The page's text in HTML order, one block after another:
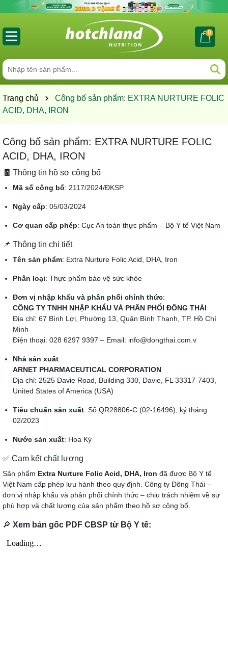
0
Trang chủ
Công bố sản phẩm: EXTRA NURTURE FOLIC
ACID, DHA, IRON
Công bố sản phẩm: EXTRA NURTURE FOLIC
ACID, DHA, IRON
🧾 Thông tin hồ sơ công bố
Mã số công bố: 2117/2024/ĐKSP
Ngày cấp: 05/03/2024
Cơ quan cấp phép: Cục An toàn thực phẩm – Bộ Y tế Việt Nam
📌 Thông tin chi tiết
Tên sản phẩm: Extra Nurture Folic Acid, DHA, Iron
Phân loại: Thực phẩm bảo vệ sức khỏe
Đơn vị nhập khẩu và phân phối chính thức:
CÔNG TY TNHH NHẬP KHẨU VÀ PHÂN PHỐI ĐÔNG THÁI
Địa chỉ: 67 Bình Lợi, Phường 13, Quận Bình Thạnh, TP. Hồ Chí
Minh
Điện thoại: 028 6297 9397 – Email: info@dongthai.com.v
Nhà sản xuất:
ARNET PHARMACEUTICAL CORPORATION
Địa chỉ: 2525 Davie Road, Building 330, Davie, FL 33317-7403,
United States of America (USA)
Tiêu chuẩn sản xuất: Số QR28806-C (02-16496), ký tháng
02/2023
Nước sản xuất: Hoa Kỳ
✅ Cam kết chất lượng
Sản phẩm Extra Nurture Folic Acid, DHA, Iron đã được Bộ Y tế
Việt Nam cấp phép lưu hành theo quy định. Công ty Đông Thái –
đơn vị nhập khẩu và phân phối chính thức – chịu trách nhiệm về sự
phù hợp và chất lượng của sản phẩm theo hồ sơ công bố.
🔎 Xem bản gốc PDF CBSP từ Bộ Y tế: